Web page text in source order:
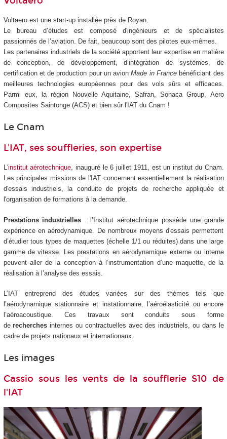
Voltaero est une start-up installée près de Royan.
Le bureau d’études est composé d'ingénieurs et de spécialistes
passionnés de l’aviation. De fait, beaucoup sont des pilotes eux-mêmes.
Les partenaires industriels de la société apportent leur expertise en matière
de conception, de développement, d’intégration de systèmes, de
certification et de production pour un avionMade in Francebénéficiant des
meilleures technologies européennes pour des vols sûrs et efficaces.
Parmi eux, la région Nouvelle Aquitaine, Safran, Sonaca Group, Aero
Composites Saintonge (ACS) et bien sûr l'IAT du Cnam !
Le Cnam
L'IAT, ses souffleries, son expertise
L'institut aérotechnique, inauguré le 6 juillet 1911, est un institut du Cnam.
Les principales missions de l'IAT concernent essentiellement la réalisation
d'essais industriels, la conduite de projets de recherche appliquée et
l'organisation de formations à la demande.
Prestations industrielles : l’Institut aérotechnique possède une grande
expérience en aérodynamique. De nombreux moyens d'essais permettent
d’étudier tous types de maquettes (échelle 1/1 ou réduites) dans une large
gamme de vitesse. Les prestations en aérodynamique externe ou interne
peuvent aller de la conception à l’instrumentation d’une maquette, de la
réalisation à l’analyse des essais.
L’IAT entreprend des études variées sur des thèmes tels que
l’aérodynamique stationnaire et instationnaire, l’aéroélasticité ou encore
l’aéroacoustique. Ces travaux sont conduits sous forme
derecherches internes ou contractuelles avec des industriels, ou dans le
cadre de projets nationaux et internationaux.
Les images
Cassio sous les vents de la soufflerie S10 de
l'IAT